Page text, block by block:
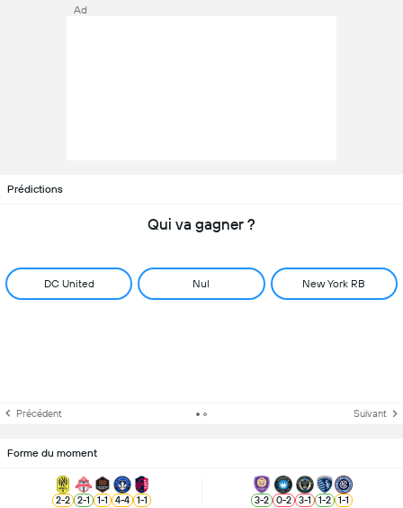
Ad
Prédictions
Qui va gagner ?
DC United Nul New York RB
Précédent Suivant
Forme du moment
2-2 2-1 1-1 4-4 1-1 3-2 0-2 3-1 1-2 1-1